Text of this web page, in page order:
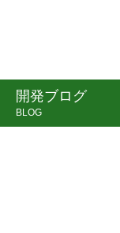
開発ブログ
BLOG